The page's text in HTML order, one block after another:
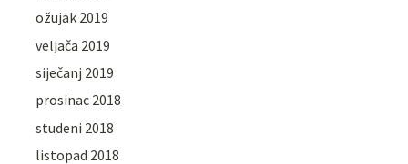
ožujak 2019
veljača 2019
siječanj 2019
prosinac 2018
studeni 2018
listopad 2018